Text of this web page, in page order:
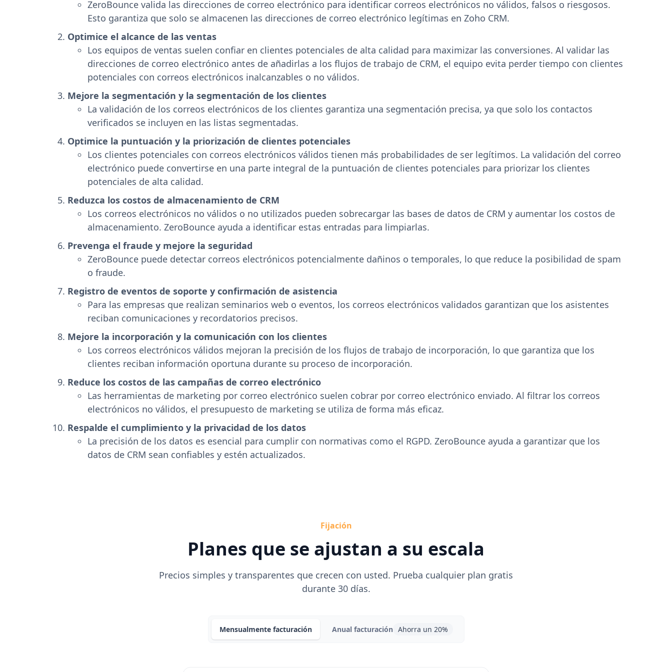
ZeroBounce valida las direcciones de correo electrónico para identificar correos electrónicos no válidos, falsos o riesgosos.
Esto garantiza que solo se almacenen las direcciones de correo electrónico legítimas en Zoho CRM.
Optimice el alcance de las ventas
Los equipos de ventas suelen confiar en clientes potenciales de alta calidad para maximizar las conversiones. Al validar las
direcciones de correo electrónico antes de añadirlas a los flujos de trabajo de CRM, el equipo evita perder tiempo con clientes
potenciales con correos electrónicos inalcanzables o no válidos.
Mejore la segmentación y la segmentación de los clientes
La validación de los correos electrónicos de los clientes garantiza una segmentación precisa, ya que solo los contactos
verificados se incluyen en las listas segmentadas.
Optimice la puntuación y la priorización de clientes potenciales
Los clientes potenciales con correos electrónicos válidos tienen más probabilidades de ser legítimos. La validación del correo
electrónico puede convertirse en una parte integral de la puntuación de clientes potenciales para priorizar los clientes
potenciales de alta calidad.
Reduzca los costos de almacenamiento de CRM
Los correos electrónicos no válidos o no utilizados pueden sobrecargar las bases de datos de CRM y aumentar los costos de
almacenamiento. ZeroBounce ayuda a identificar estas entradas para limpiarlas.
Prevenga el fraude y mejore la seguridad
ZeroBounce puede detectar correos electrónicos potencialmente dañinos o temporales, lo que reduce la posibilidad de spam
o fraude.
Registro de eventos de soporte y confirmación de asistencia
Para las empresas que realizan seminarios web o eventos, los correos electrónicos validados garantizan que los asistentes
reciban comunicaciones y recordatorios precisos.
Mejore la incorporación y la comunicación con los clientes
Los correos electrónicos válidos mejoran la precisión de los flujos de trabajo de incorporación, lo que garantiza que los
clientes reciban información oportuna durante su proceso de incorporación.
Reduce los costos de las campañas de correo electrónico
Las herramientas de marketing por correo electrónico suelen cobrar por correo electrónico enviado. Al filtrar los correos
electrónicos no válidos, el presupuesto de marketing se utiliza de forma más eficaz.
Respalde el cumplimiento y la privacidad de los datos
La precisión de los datos es esencial para cumplir con normativas como el RGPD. ZeroBounce ayuda a garantizar que los
datos de CRM sean confiables y estén actualizados.
Fijación
Planes que se ajustan a su escala
Precios simples y transparentes que crecen con usted. Prueba cualquier plan gratis
durante 30 días.
Mensualmentefacturación Anualfacturación Ahorra un 20%